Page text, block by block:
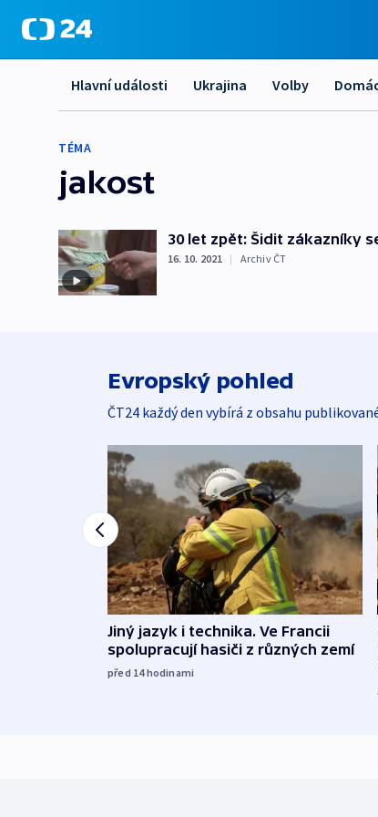
Hlavní události Ukrajina Volby
TÉMA
jakost
30 let zpět: Šidit zákazníky
16. 10. 2021 | Archiv ČT
Evropský pohled
ČT24 každý den vybírá z obsahu
Jiný jazyk i technika. Ve Francii
spolupracují hasiči z různých zemí
před 14hodinami